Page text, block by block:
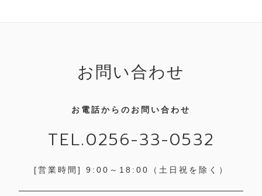
お問い合わせ
お電話からのお問い合わせ
TEL.0256-33-0532
[営業時間] 9:00～18:00 （土日祝を除く）